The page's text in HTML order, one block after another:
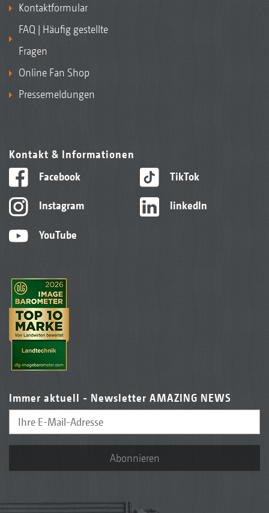
Kontaktformular
FAQ | Häufig gestellte
Fragen
Online Fan Shop
Pressemeldungen
Kontakt & Informationen
Facebook
Instagram
YouTube
TikTok
linkedIn
Immer aktuell - Newsletter AMAZING NEWS
Abonnieren